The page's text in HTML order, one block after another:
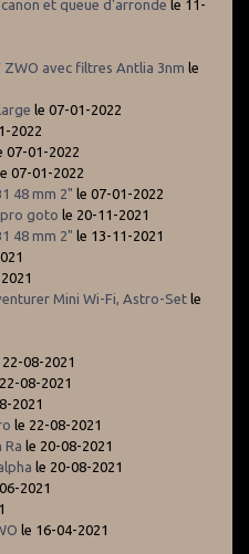
et queue d'arronde le 11-
avec filtres Antlia 3nm le
le 07-01-2022
2022
07-01-2022
07-01-2022
48 mm 2" le 07-01-2022
goto le 20-11-2021
48 mm 2" le 13-11-2021
Mini Wi-Fi, Astro-Set le
22-08-2021
08-2021
2021
le 22-08-2021
Ra le 20-08-2021
le 20-08-2021
2021
le 16-04-2021